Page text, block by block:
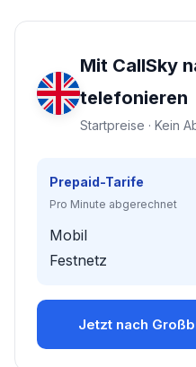
Mit CallSky
telefonieren
Startpreise · Kein
Prepaid-Tarife
Pro Minute abgerechnet
Mobil
Festnetz
Jetzt nach